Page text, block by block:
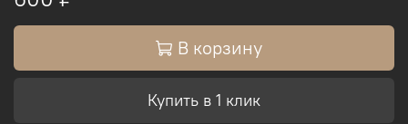
В корзину
Купить в 1 клик